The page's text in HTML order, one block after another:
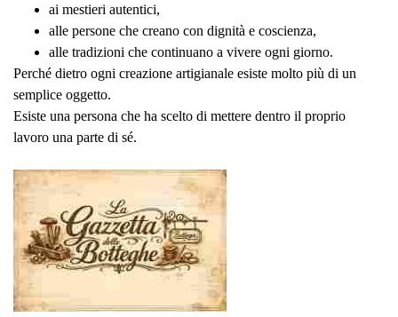
ai mestieri autentici,
alle persone che creano con dignità e coscienza,
alle tradizioni che continuano a vivere ogni giorno.
Perché dietro ogni creazione artigianale esiste molto più di un
semplice oggetto.
Esiste una persona che ha scelto di mettere dentro il proprio
lavoro una parte di sé.